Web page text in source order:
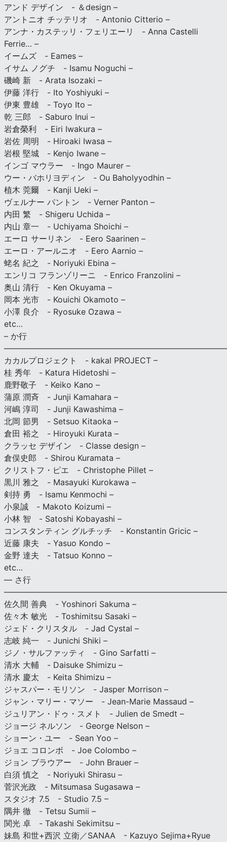
アンド デザイン - ＆design –
アントニオ チッテリオ - Antonio Citterio –
アンナ・カステッリ・フェリエーリ - Anna Castelli
Ferrie… –
イームズ - Eames –
イサム ノグチ - Isamu Noguchi –
磯崎 新 - Arata Isozaki –
伊藤 洋行 - Ito Yoshiyuki –
伊東 豊雄 - Toyo Ito –
乾 三郎 - Saburo Inui –
岩倉榮利 - Eiri Iwakura –
岩佐 周明 - Hiroaki Iwasa –
岩根 堅城 - Kenjo Iwane –
インゴ マウラー - Ingo Maurer –
ウー・バホリヨディン - Ou Baholyyodhin –
植木 莞爾 - Kanji Ueki –
ヴェルナー パントン - Verner Panton –
内田 繁 - Shigeru Uchida –
内山 章一 - Uchiyama Shoichi –
エーロ サーリネン - Eero Saarinen –
エーロ・アールニオ - Eero Aarnio –
蛯名 紀之 - Noriyuki Ebina –
エンリコ フランゾリーニ - Enrico Franzolini –
奥山 清行 - Ken Okuyama –
岡本 光市 - Kouichi Okamoto –
小澤 良介 - Ryosuke Ozawa –
etc…
– か行
カカルプロジェクト - kakal PROJECT –
桂 秀年 - Katura Hidetoshi –
鹿野敬子 - Keiko Kano –
蒲原 潤斉 - Junji Kamahara –
河嶋 淳司 - Junji Kawashima –
北岡 節男 - Setsuo Kitaoka –
倉田 裕之 - Hiroyuki Kurata –
クラッセ デザイン - Classe design –
倉俣史郎 - Shirou Kuramata –
クリストフ・ピエ - Christophe Pillet –
黒川 雅之 - Masayuki Kurokawa –
剣持 勇 - Isamu Kenmochi –
小泉誠 - Makoto Koizumi –
小林 智 - Satoshi Kobayashi –
コンスタンティン グルチッチ - Konstantin Gricic –
近藤 康夫 - Yasuo Kondo –
金野 達夫 - Tatsuo Konno –
etc…
— さ行
佐久間 善典 - Yoshinori Sakuma –
佐々木 敏光 - Toshimitsu Sasaki –
ジェド・クリスタル - Jad Cystal –
志岐 純一 - Junichi Shiki –
ジノ・サルファッティ - Gino Sarfatti –
清水 大輔 - Daisuke Shimizu –
清水 慶太 - Keita Shimizu –
ジャスパー・モリソン - Jasper Morrison –
ジャン・マリー・マソー - Jean-Marie Massaud –
ジュリアン・ドゥ・スメト - Julien de Smedt –
ジョージ ネルソン - George Nelson –
ショーン・ユー - Sean Yoo –
ジョエ コロンボ - Joe Colombo –
ジョン ブラウアー - John Brauer –
白須 慎之 - Noriyuki Shirasu –
菅沢光政 - Mitsumasa Sugasawa –
スタジオ 7.5 - Studio 7.5 –
隅井 徹 - Tetsu Sumii –
関光 卓 - Takashi Sekimitsu –
妹島 和世+西沢 立衛／SANAA - Kazuyo Sejima+Ryue